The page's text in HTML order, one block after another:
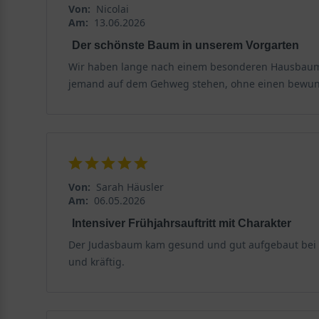
Obgleich der Judasbaum ’Oklahoma‘ in der
Erfahrungen gezeigt, dass er durchaus sensibel auf
Wurzelbereiches erhalten. Junge Pflanzen können
Verwendung des Cercis canadensis ’Oklahoma‘
‘Oklahoma‘ eignet sich daher sehr gut für die
Sichtschutz wunderschön erscheinen. Gerne wird
versprüht. Diese schenkt er ebenfalls, wenn der
Wissenswertes zum Judasbaum
Von: Nicolai
Am: 13.06.2026
Der schönste Baum in unserem Vorgarten
Wir haben lange nach einem besonderen
jemand auf dem Gehweg stehen, ohne einen
Von: Sarah Häusler
Am: 06.05.2026
Intensiver Frühjahrsauftritt mit Charakter
Der Judasbaum kam gesund und gut aufgebaut
und kräftig.